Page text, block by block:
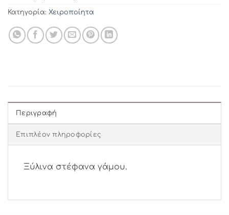
Κατηγορία: Χειροποίητα
Περιγραφή
Επιπλέον πληροφορίες
Ξύλινα στέφανα γάμου.